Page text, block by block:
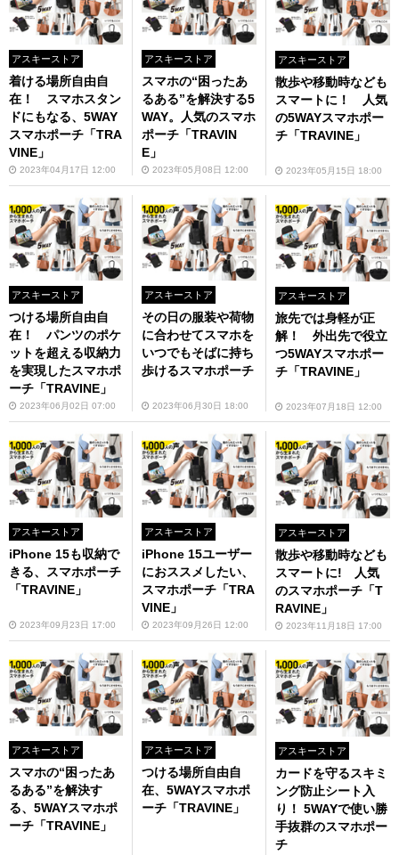
アスキーストア
着ける場所自由自
在！ スマホスタン
ドにもなる、5WAY
スマホポーチ「TRA
VINE」
2023年04月17日 12:00
アスキーストア
スマホの“困ったあ
るある”を解決する5
WAY。人気のスマホ
ポーチ「TRAVIN
E」
2023年05月08日 12:00
アスキーストア
散歩や移動時なども
スマートに！ 人気
の5WAYスマホポー
チ「TRAVINE」
2023年05月15日 18:00
アスキーストア
つける場所自由自
在！ パンツのポケ
ットを超える収納力
を実現したスマホポ
ーチ「TRAVINE」
2023年06月02日 07:00
アスキーストア
その日の服装や荷物
に合わせてスマホを
いつでもそばに持ち
歩けるスマホポーチ
2023年06月30日 18:00
アスキーストア
旅先では身軽が正
解！ 外出先で役立
つ5WAYスマホポー
チ「TRAVINE」
2023年07月18日 12:00
アスキーストア
iPhone 15も収納で
きる、スマホポーチ
「TRAVINE」
2023年09月23日 17:00
アスキーストア
iPhone 15ユーザー
におススメしたい、
スマホポーチ「TRA
VINE」
2023年09月26日 12:00
アスキーストア
散歩や移動時なども
スマートに! 人気
のスマホポーチ「T
RAVINE」
2023年11月18日 17:00
アスキーストア
スマホの“困ったあ
るある”を解決す
る、5WAYスマホポ
ーチ「TRAVINE」
アスキーストア
つける場所自由自
在、5WAYスマホポ
ーチ「TRAVINE」
アスキーストア
カードを守るスキミ
ング防止シート入
り！ 5WAYで使い勝
手抜群のスマホポー
チ